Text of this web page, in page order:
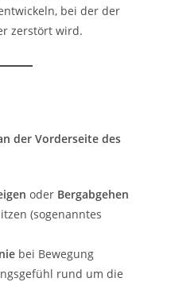
bei der der
zerstört wird.
der Vorderseite des
oder Bergabgehen
(sogenanntes
bei Bewegung
rund um die